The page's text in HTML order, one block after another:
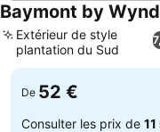
Baymont by
Extérieur de style
plantation du Sud
De 52 €
Consulter les prix de